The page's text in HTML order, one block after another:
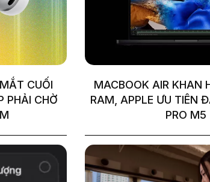
CUỐI
PHẢI CHỜ
MACBOOK AIR KHAN
RAM, APPLE ƯU TIÊN
PRO M5